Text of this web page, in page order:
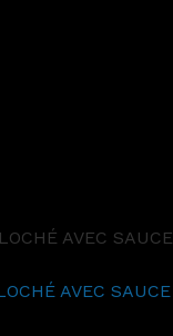
AVEC SAUCE